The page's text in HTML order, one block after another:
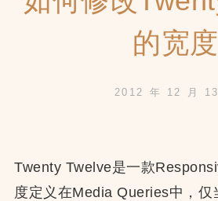
的宽度
2012 年 12 月 13
Twenty Twelve是一款
度定义在Media Queries中，仅